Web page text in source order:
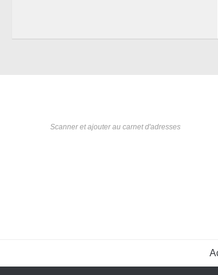
Scanner et ajouter au carnet d'adresses